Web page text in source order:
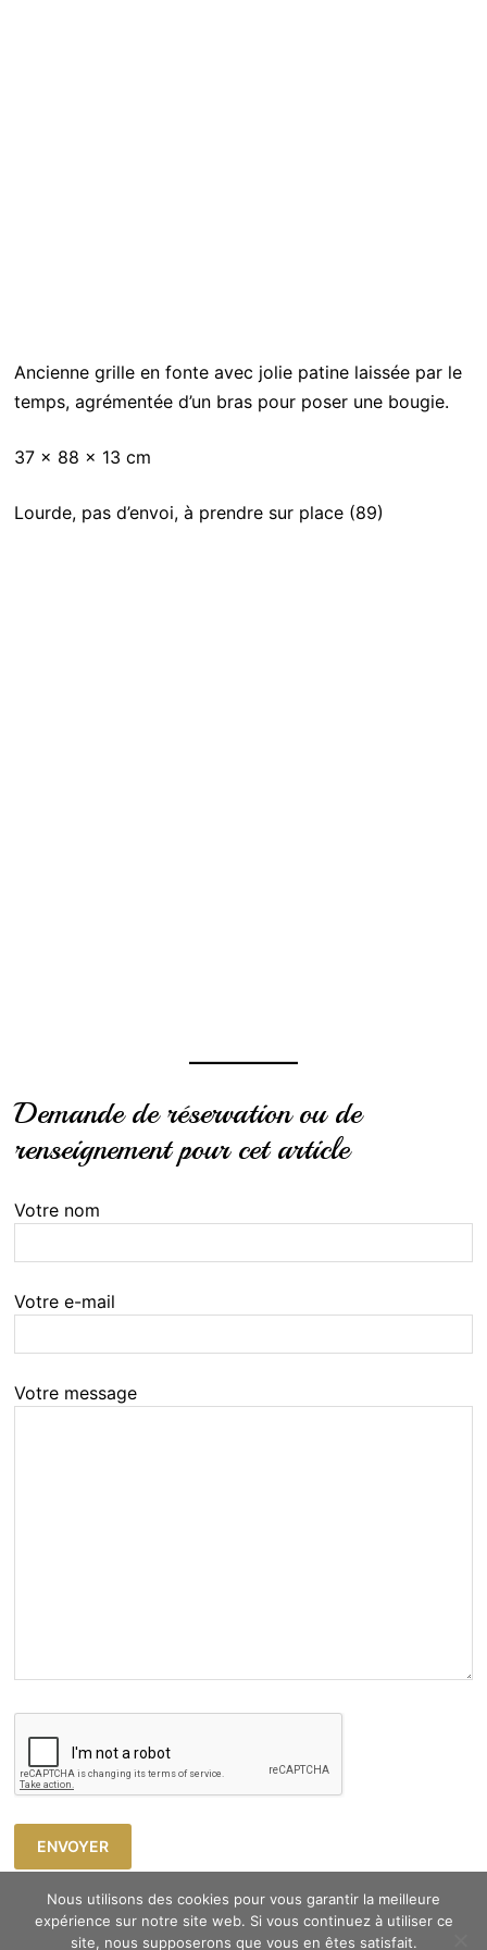
Ancienne grille en fonte avec jolie patine laissée par le
temps, agrémentée d’un bras pour poser une bougie.
37 x 88 x 13 cm
Lourde, pas d’envoi, à prendre sur place (89)
Demande de réservation ou de
renseignement pour cet article
Votre nom
Votre e-mail
Votre message
Nous utilisons des cookies pour vous garantir la meilleure
expérience sur notre site web. Si vous continuez à utiliser ce
site, nous supposerons que vous en êtes satisfait.